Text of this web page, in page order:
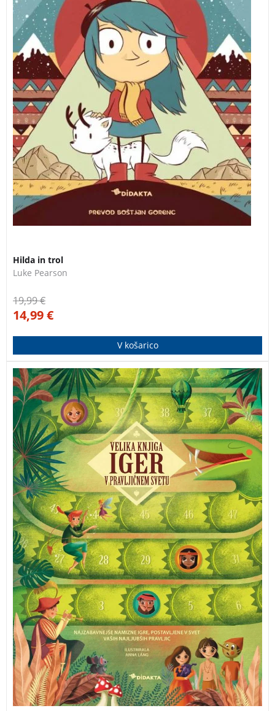
Hilda in trol
Luke Pearson
19,99€
14,99€
V košarico
Velika knjiga iger v pravljičnem svetu za mlade in
mlade po srcu. V njej se skriva 8 različnih brezčasnih
namiznih iger, ki so postavljene v svet pravljic, ki jih
vsi poznamo, in pospremljene s čudovitimi
ilustracijami. »Človek ne jezi se« boste tako odigrali v
deželi Nije v družbi Petra Pana, »tri v vrsto« ob pomoči
Janka in Metke, »kače in lestve« pa z Alico v čudežni
deželi.